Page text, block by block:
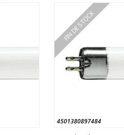
4501380897484
FIN DE STOCK